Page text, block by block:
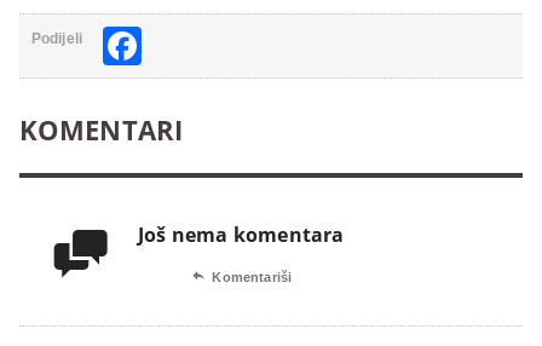
Podijeli
KOMENTARI
 Još nema komentara
 Komentariši